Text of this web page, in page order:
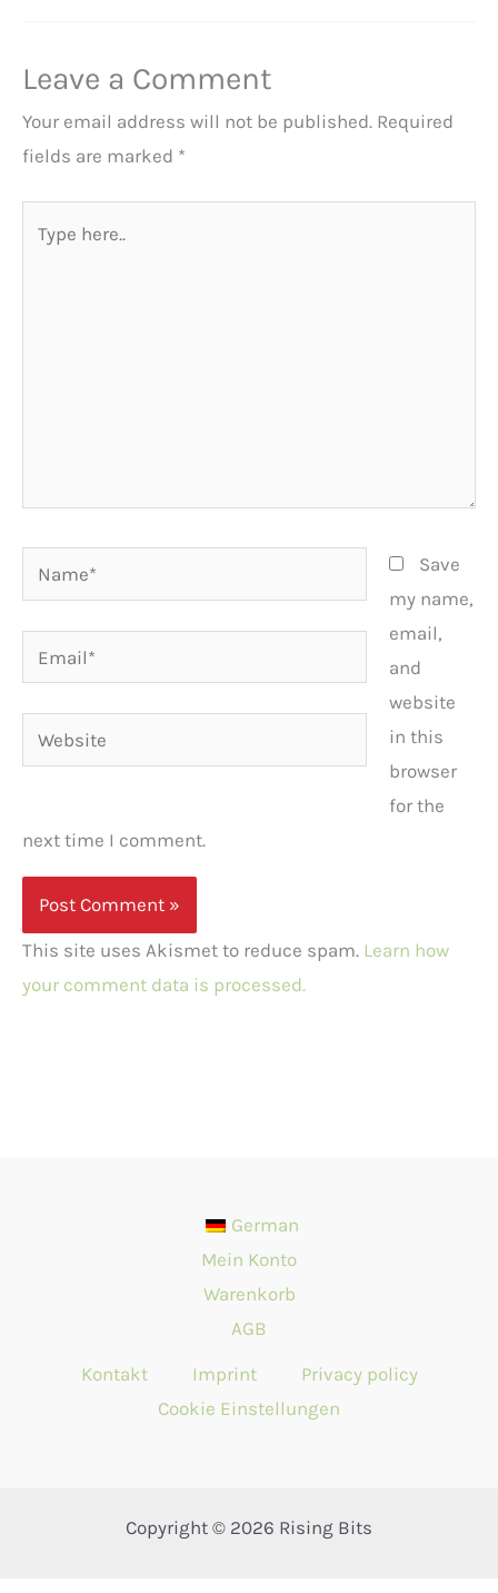
Leave a Comment
Your email address will not be published. Required
fields are marked *
here..
Name*
Website
Save
my name,
email,
and
website
in this
browser
for the
next time I comment.
This site uses Akismet to reduce spam. Learn how
your comment data is processed.
German
Mein Konto
Warenkorb
AGB
Kontakt Imprint
Privacy policy
Cookie Einstellungen
Copyright © 2026 Rising Bits